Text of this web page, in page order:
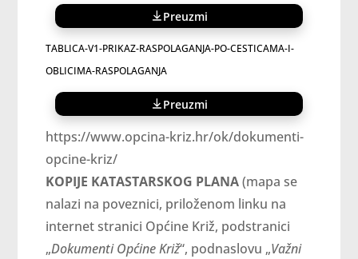
Preuzmi
TABLICA-V1-PRIKAZ-RASPOLAGANJA-PO-CESTICAMA-I-
OBLICIMA-RASPOLAGANJA
Preuzmi
https://www.opcina-kriz.hr/ok/dokumenti-
opcine-kriz/
KOPIJE KATASTARSKOG PLANA(mapa se
nalazi na poveznici, priloženom linku na
internet stranici Općine Križ, podstranici
„Dokumenti Općine Križ“, podnaslovu „Važni